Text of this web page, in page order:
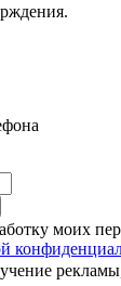
моих